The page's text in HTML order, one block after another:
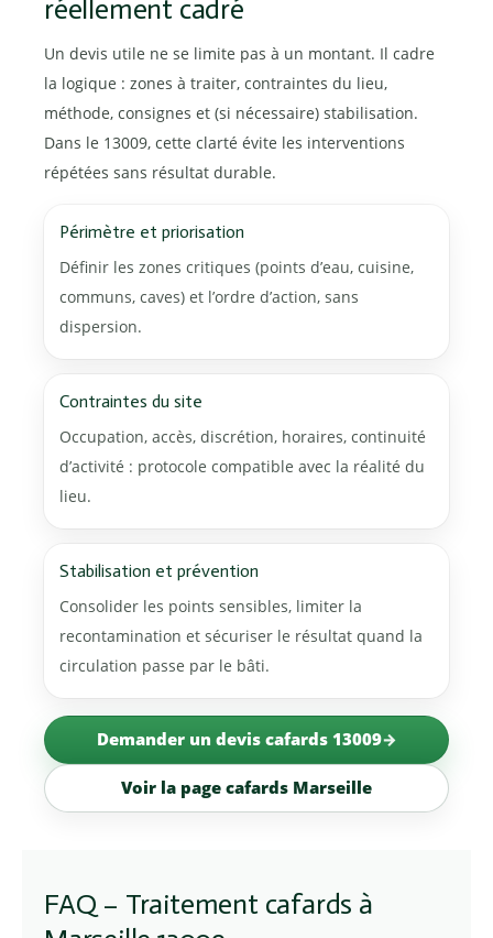
réellement cadré
Un devis utile ne se limite pas à un montant. Il cadre
la logique : zones à traiter, contraintes du lieu,
méthode, consignes et (si nécessaire) stabilisation.
Dans le 13009, cette clarté évite les interventions
répétées sans résultat durable.
Périmètre et priorisation
Définir les zones critiques (points d’eau, cuisine,
communs, caves) et l’ordre d’action, sans
dispersion.
Contraintes du site
Occupation, accès, discrétion, horaires, continuité
d’activité : protocole compatible avec la réalité du
lieu.
Stabilisation et prévention
Consolider les points sensibles, limiter la
recontamination et sécuriser le résultat quand la
circulation passe par le bâti.
Demander un devis cafards 13009
Voir la page cafards Marseille
FAQ – Traitement cafards à